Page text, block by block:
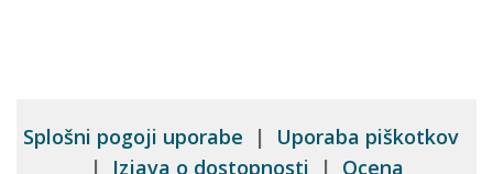
Splošni pogoji uporabe | Uporaba piškotkov
|
Izjava o dostopnosti | Ocena